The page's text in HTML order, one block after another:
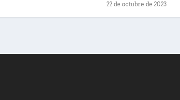
22 de octubre de 2023